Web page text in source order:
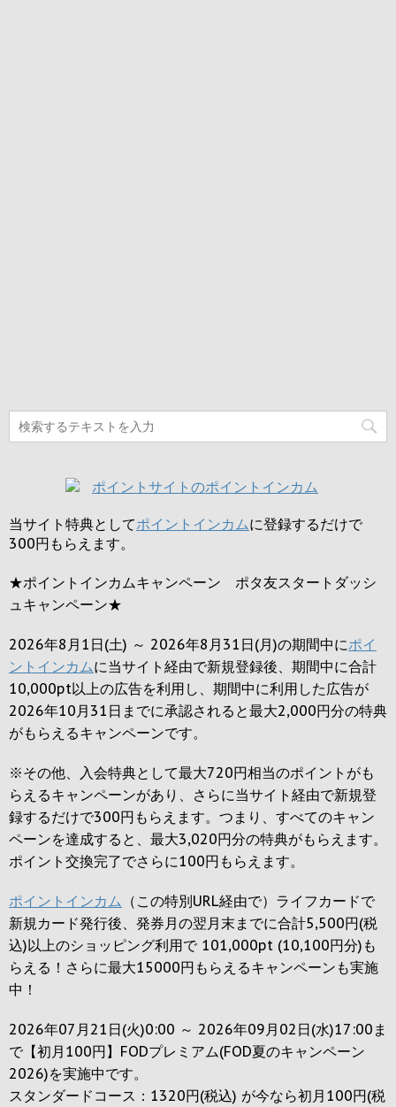
当サイト特典としてポイントインカムに登録するだけで
300円 もらえます。
★ポイントインカムキャンペーン ポタ友スタートダッシ
ュキャンペーン★
2026年8月1日(土) ～ 2026年8月31日(月)の期間中にポイ
ントインカムに当サイト経由で新規登録後、期間中に合計
10,000pt以上の広告を利用し、期間中に利用した広告が
2026年10月31日までに承認されると最大2,000円分の特典
がもらえるキャンペーンです。
※その他、入会特典として最大720円相当のポイントがも
らえるキャンペーンがあり、さらに当サイト経由で新規登
録するだけで300円 もらえます。つまり、すべてのキャン
ペーンを達成すると、最大3,020円分の特典がもらえます。
ポイント交換完了でさらに100円 もらえます。
ポイントインカム （この特別URL経由で）ライフカードで
新規カード発行後、発券月の翌月末までに合計5,500円(税
込)以上のショッピング利用で 101,000pt (10,100円分)も
らえる！さらに最大15000円もらえるキャンペーンも実施
中！
2026年07月21日(火)0:00 ～ 2026年09月02日(水)17:00ま
で【初月100円】FODプレミアム(FOD夏のキャンペーン
2026)を実施中です。
スタンダードコース：1320円(税込) が今なら初月100円(税